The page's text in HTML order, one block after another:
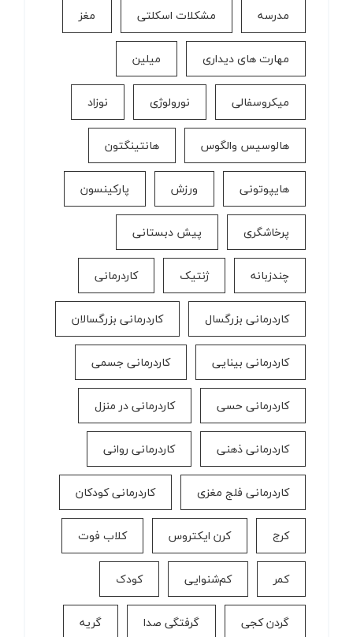
مدرسه مشکلات اسکلتی مغز
مهارت های دیداری میلین
میکروسفالی نورولوژی نوزاد
هالوسیس والگوس هانتینگتون
هایپوتونی ورزش پارکینسون
پرخاشگری پیش دبستانی
چندزبانه ژنتیک کاردرمانی
کاردرمانی بزرگسال کاردرمانی بزرگسالان
کاردرمانی بینایی کاردرمانی جسمی
کاردرمانی حسی کاردرمانی در منزل
کاردرمانی ذهنی کاردرمانی روانی
کاردرمانی فلج مغزی کاردرمانی کودکان
کرج کرن ایکتروس کلاب فوت
کمر کم‌شنوایی کودک
گردن کجی گرفتگی صدا گریه